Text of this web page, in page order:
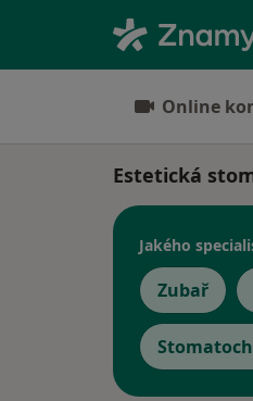
Online
Estetická
Jakého
Zubař